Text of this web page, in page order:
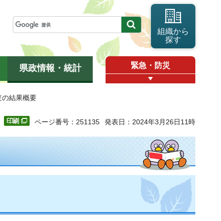
組織から
探す
県政情報・統計 緊急・防災
の結果概要
ページ番号：251135 発表日：2024年3月26日11時